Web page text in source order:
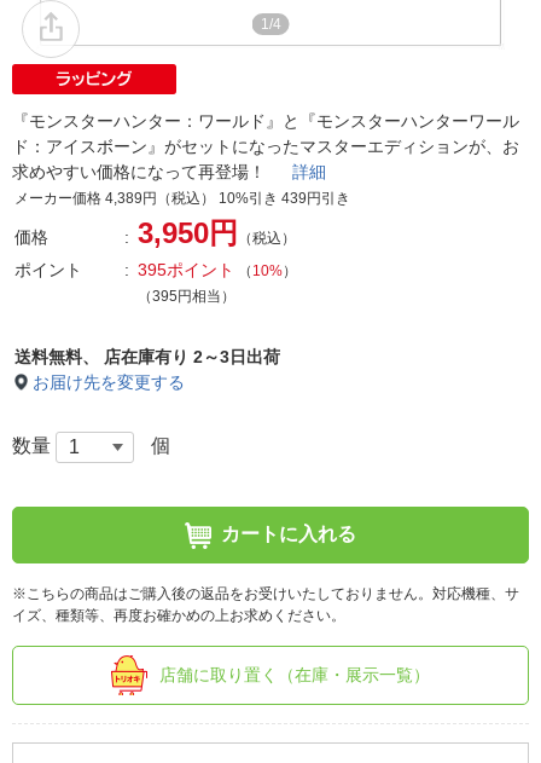
1/4
『モンスターハンター：ワールド』と『モンスターハンターワール
ド：アイスボーン』がセットになったマスターエディションが、お
求めやすい価格になって再登場！ 詳細
メーカー価格 4,389円（税込） 10%引き 439円引き
価格 3,950円 （税込）
ポイント 395ポイント （ 10%）
（395円相当）
送料無料、
店在庫有り 2～3日出荷
お届け先を変更する
数量 個
カートに入れる
※こちらの商品はご購入後の返品をお受けいたしておりません。対応機種、サ
イズ、種類等、再度お確かめの上お求めください。
店舗に取り置く（在庫・展示一覧）